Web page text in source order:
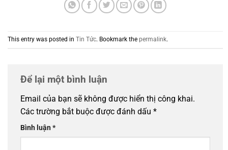
This entry was posted in Tin Tức. Bookmark the permalink.
Để lại một bình luận
Email của bạn sẽ không được hiển thị công khai.
Các trường bắt buộc được đánh dấu *
Bình luận*